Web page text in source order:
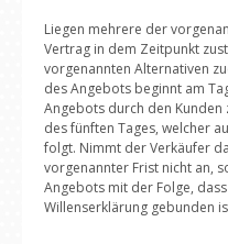
Liegen mehrere der
Vertrag in dem Zeitpunkt
vorgenannten Alternativen
des Angebots beginnt am
Angebots durch den
des fünften Tages, welcher
folgt. Nimmt der Verkäufer
vorgenannter Frist nicht an,
Angebots mit der Folge,
Willenserklärung gebunden